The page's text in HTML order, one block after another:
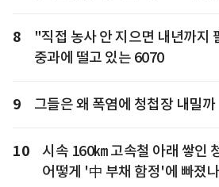
8
"직접 농사 안 지으면 내년까지
중과에 떨고 있는 6070
9 그들은 왜 폭염에 청첩장 내밀까
10
시속 160㎞ 고속철 아래 쌓인
어떻게 '中 부채 함정'에 빠졌나